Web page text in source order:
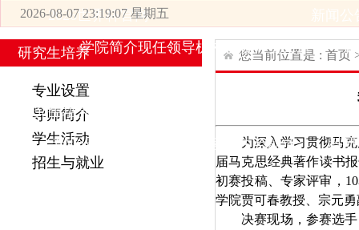
2026世界杯官网
学院简介现任领导机构设置师资力量
研究生培养
专业设置
学生活动 招生与就业
科
2026-08-07 23:19:07 星期五
研究生培养
专业设置
导师简介
学生活动
招生与就业
您当前位置是 : 首页
为深入学习贯彻马
届马克思经典著作读书
初赛投稿、专家评审，
学院贾可春教授、宗元
决赛现场，参赛选